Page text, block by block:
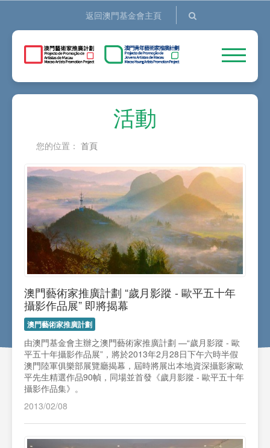
返回澳門基金會主頁
活動
您的位置： 首頁
澳門藝術家推廣計劃 “歲月影蹤 - 歐平五十年
攝影作品展” 即將揭幕
澳門藝術家推廣計劃
由澳門基金會主辦之澳門藝術家推廣計劃 —“歲月影蹤 - 歐
平五十年攝影作品展”，將於2013年2月28日下午六時半假
澳門陸軍俱樂部展覽廳揭幕，屆時將展出本地資深攝影家歐
平先生精選作品90幀，同場並首發《歲月影蹤 - 歐平五十年
攝影作品集》。
2013/02/08